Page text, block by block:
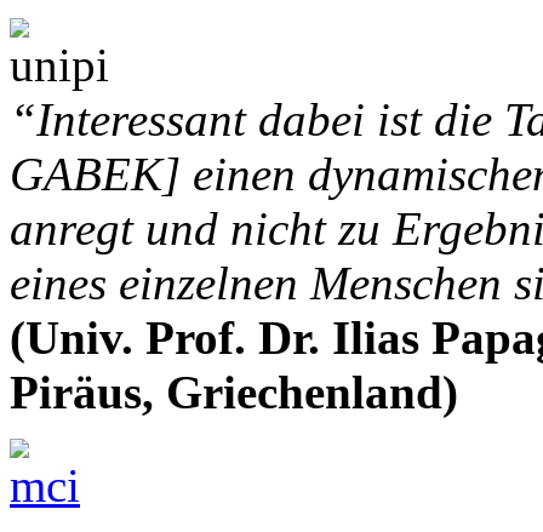
“Interessant dabei ist die
GABEK] einen
anregt und nicht zu
eines einzelnen Menschen
(Univ. Prof. Dr. Ilias
Piräus, Griechenland)